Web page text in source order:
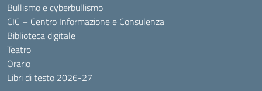
Bullismo e cyberbullismo
CIC – Centro Informazione e Consulenza
Biblioteca digitale
Teatro
Orario
Libri di testo 2026-27